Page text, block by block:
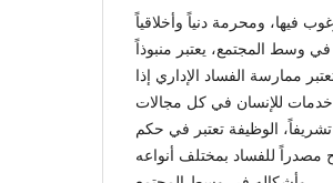
فيها، ومحرمة دنياً وأخلاقياً
وسط المجتمع، يعتبر منبوذاً
ممارسة الفساد الإداري إذا
للإنسان في كل مجالات
تشريفاً، الوظيفة تعتبر في حكم
مصدراً للفساد بمختلف أنواعه